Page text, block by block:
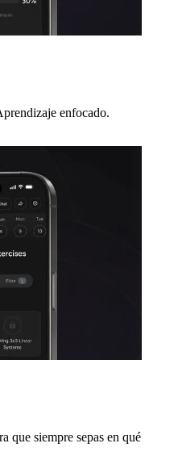
enfocado.
que siempre sepas en qué